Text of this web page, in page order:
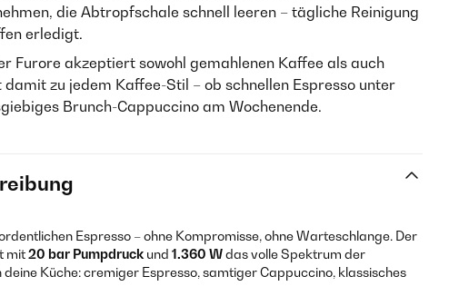
die Abtropfschale schnell leeren – tägliche Reinigung
erledigt.
Furore akzeptiert sowohl gemahlenen Kaffee als auch
damit zu jedem Kaffee-Stil – ob schnellen Espresso unter
Brunch-Cappuccino am Wochenende.
Espresso – ohne Kompromisse, ohne Warteschlange. Der
mit20 bar Pumpdruck und 1.360 Wdas volle Spektrum der
Küche: cremiger Espresso, samtiger Cappuccino, klassisches